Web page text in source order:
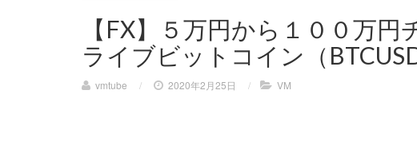
【FX】５万円から１００万
ライブビットコイン（BTCUSD
vmtube / 2020年2月25日 / VM